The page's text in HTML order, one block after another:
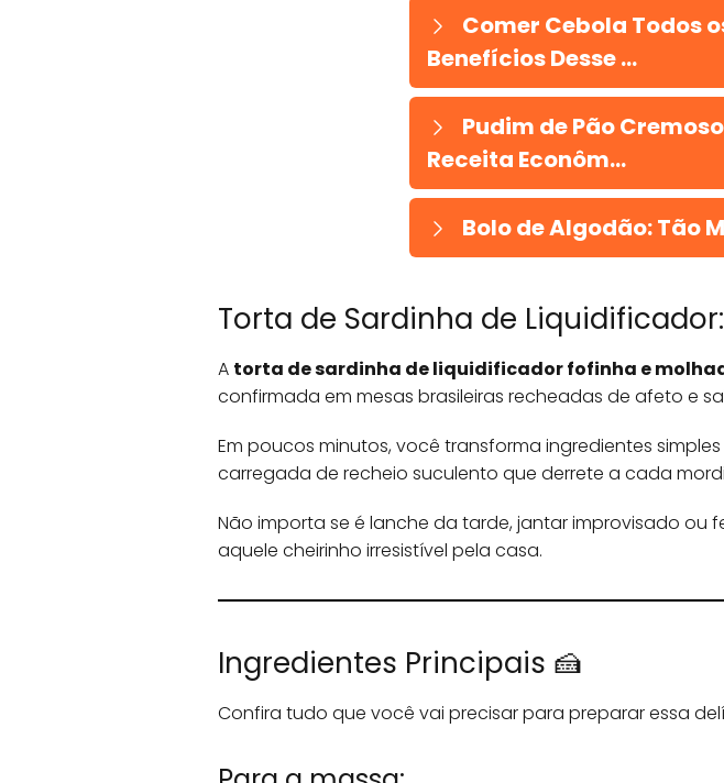
Comer Cebola Todos
Benefícios Desse ...
Pudim de Pão
Receita Econôm...
Bolo de Algodão: Tão
Torta de Sardinha de
A torta de sardinha de liquidificador fofinha e
confirmada em mesas brasileiras recheadas de afeto e
Em poucos minutos, você transforma ingredientes
carregada de recheio suculento que derrete a cada
Não importa se é lanche da tarde, jantar improvisado ou
aquele cheirinho irresistível pela casa.
Ingredientes Principais 🍰
Confira tudo que você vai precisar para preparar essa